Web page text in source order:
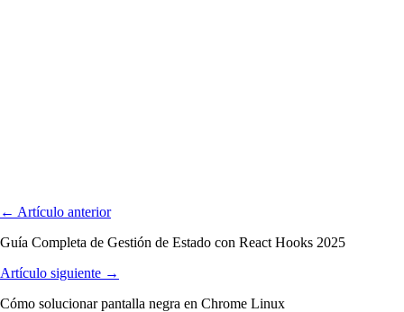
← Artículo anterior
Guía Completa de Gestión de Estado con React Hooks 2025
Artículo siguiente →
Cómo solucionar pantalla negra en Chrome Linux